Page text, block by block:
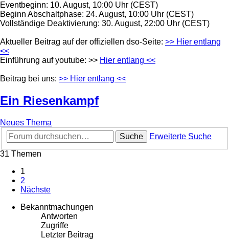
Eventbeginn: 10. August, 10:00 Uhr (CEST)
Beginn Abschaltphase: 24. August, 10:00 Uhr (CEST)
Vollständige Deaktivierung: 30. August, 22:00 Uhr (CEST)
Aktueller Beitrag auf der offiziellen dso-Seite: >> Hier entlang
<<
Einführung auf youtube: >> Hier entlang <<
Beitrag bei uns: >> Hier entlang <<
Ein Riesenkampf
Neues Thema
Suche
Erweiterte Suche
31 Themen
1
2
Nächste
Bekanntmachungen
Antworten
Zugriffe
Letzter Beitrag